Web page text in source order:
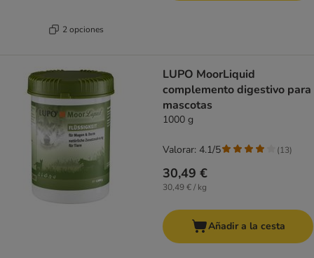
2 opciones
LUPO MoorLiquid
complemento digestivo para
mascotas
1000 g
30,49 €
30,49 € / kg
Valorar: 4.1/5 (13)
Añadir a la cesta